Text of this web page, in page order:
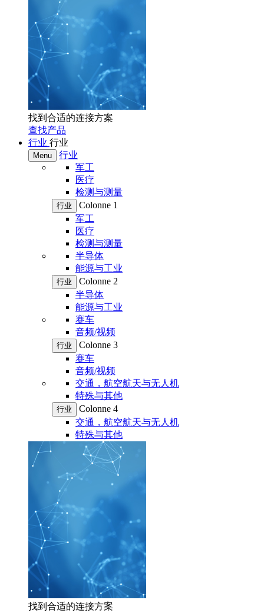
找到合适的连接方案
查找产品
行业 行业
Menu
行业
军工
医疗
检测与测量
行业
Colonne 1
军工
医疗
检测与测量
半导体
能源与工业
行业
Colonne 2
半导体
能源与工业
赛车
音频/视频
行业
Colonne 3
赛车
音频/视频
交通，航空航天与无人机
特殊与其他
行业
Colonne 4
交通，航空航天与无人机
特殊与其他
找到合适的连接方案